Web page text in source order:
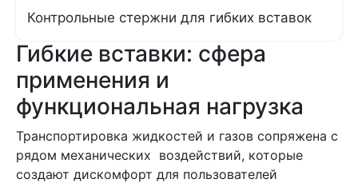
Контрольные стержни для гибких вставок
Гибкие вставки: сфера
применения и
функциональная нагрузка
Транспортировка жидкостей и газов сопряжена с
рядом механических воздействий, которые
создают дискомфорт для пользователей